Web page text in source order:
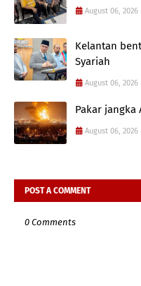
August 06, 2026
Kelantan
Syariah
August 06, 2026
Pakar jangka
August 06, 2026
POST A COMMENT
0 Comments